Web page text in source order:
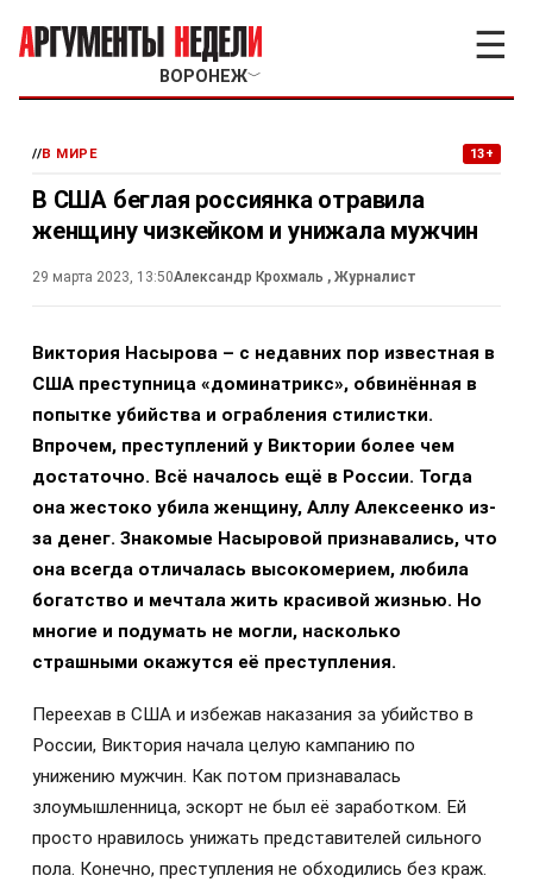
ВОРОНЕЖ﹀
☰
//В МИРЕ 13+
В США беглая россиянка отравила
женщину чизкейком и унижала мужчин
29 марта 2023, 13:50Александр Крохмаль , Журналист
Виктория Насырова – с недавних пор известная в
США преступница «доминатрикс», обвинённая в
попытке убийства и ограбления стилистки.
Впрочем, преступлений у Виктории более чем
достаточно. Всё началось ещё в России. Тогда
она жестоко убила женщину, Аллу Алексеенко из-
за денег. Знакомые Насыровой признавались, что
она всегда отличалась высокомерием, любила
богатство и мечтала жить красивой жизнью. Но
многие и подумать не могли, насколько
страшными окажутся её преступления.
Переехав в США и избежав наказания за убийство в
России, Виктория начала целую кампанию по
унижению мужчин. Как потом признавалась
злоумышленница, эскорт не был её заработком. Ей
просто нравилось унижать представителей сильного
пола. Конечно, преступления не обходились без краж.